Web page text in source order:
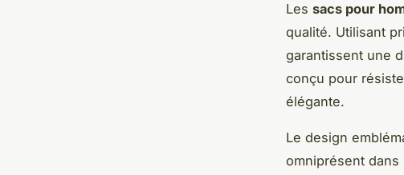
Les sacs pour
qualité. Utilisant
garantissent une
conçu pour
élégante.
Le design
omniprésent dans